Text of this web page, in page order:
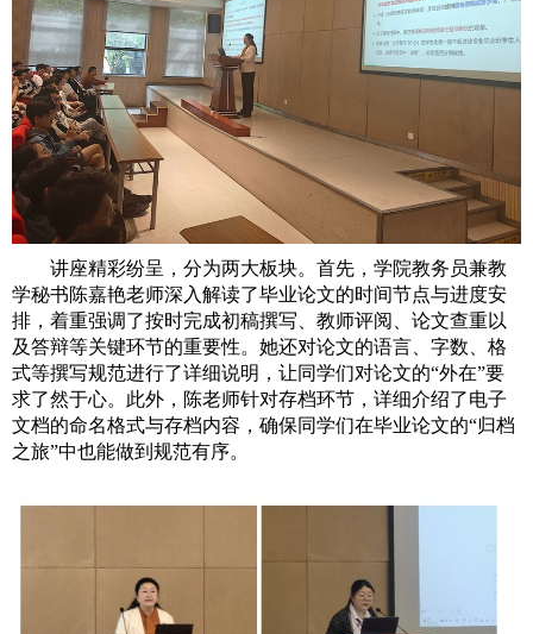
讲座精彩纷呈，分为两大板块。首先，学院教务员兼教
学秘书陈嘉艳老师深入解读了毕业论文的时间节点与进度安
排，着重强调了按时完成初稿撰写、教师评阅、论文查重以
及答辩等关键环节的重要性。她还对论文的语言、字数、格
式等撰写规范进行了详细说明，让同学们对论文的“外在”要
求了然于心。此外，陈老师针对存档环节，详细介绍了电子
文档的命名格式与存档内容，确保同学们在毕业论文的“归档
之旅”中也能做到规范有序。